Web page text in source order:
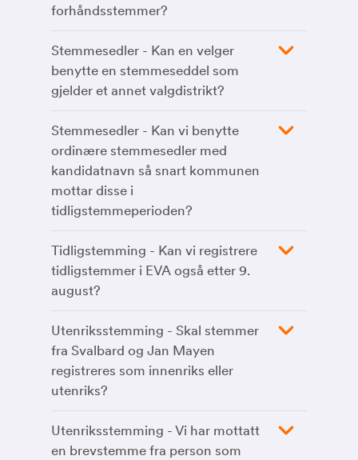
forhåndsstemmer?
Stemmesedler - Kan en velger
benytte en stemmeseddel som
gjelder et annet valgdistrikt?
Stemmesedler - Kan vi benytte
ordinære stemmesedler med
kandidatnavn så snart kommunen
mottar disse i
tidligstemmeperioden?
Tidligstemming - Kan vi registrere
tidligstemmer i EVA også etter 9.
august?
Utenriksstemming - Skal stemmer
fra Svalbard og Jan Mayen
registreres som innenriks eller
utenriks?
Utenriksstemming - Vi har mottatt
en brevstemme fra person som